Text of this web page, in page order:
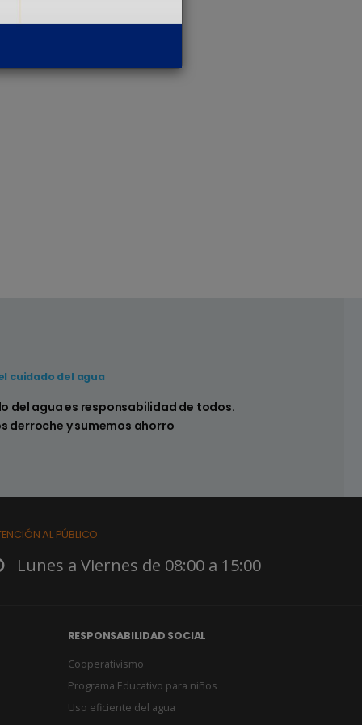
pérdidas en los sistemas sanitarios de
cuidado del agua
del agua es responsabilidad de todos.
derroche y sumemos ahorro
AL PÚBLICO
Lunes a Viernes de 08:00 a 15:00
RESPONSABILIDAD SOCIAL
Cooperativismo
Programa Educativo para niños
Uso eficiente del agua